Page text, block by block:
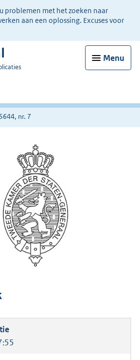
problemen met het zoeken naar
aan een oplossing. Excuses voor
Menu
nr. 7